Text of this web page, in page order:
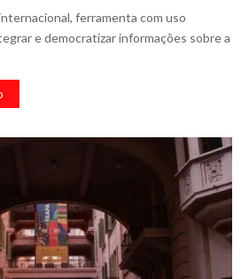
ferramenta com uso
e democratizar informações sobre a